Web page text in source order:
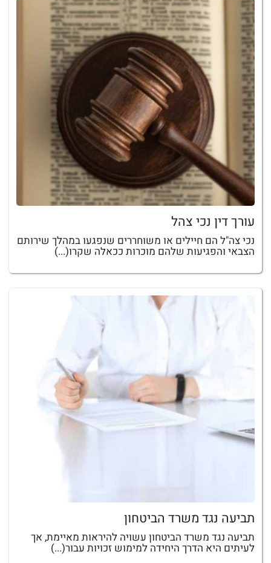
עורך דין נכי צהל
נכי צה"ל הם חיילים או משוחררים שנפגעו במהלך שירותם
הצבאי והפגיעות שלהם מוכרות ככאלה שקרו(...)
תביעה נגד משרד הביטחון
תביעה נגד משרד הביטחון עשויה להיראות מאיימת, אך
לעיתים היא הדרך היחידה למימוש זכויות עבור(...)